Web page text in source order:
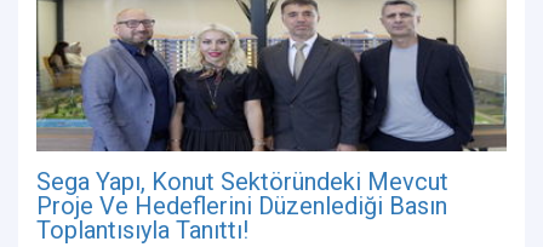
Sega Yapı, Konut Sektöründeki Mevcut
Proje Ve Hedeflerini Düzenlediği Basın
Toplantısıyla Tanıttı!